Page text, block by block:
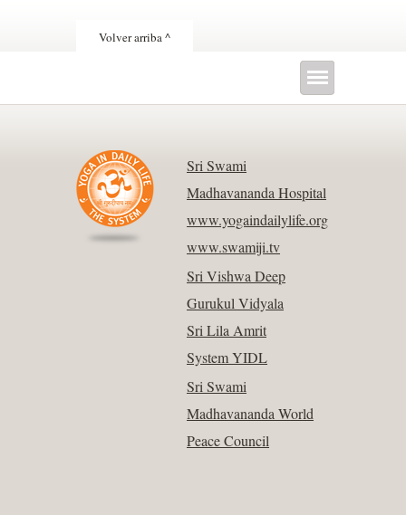
Volver arriba ^
Sri Swami
Madhavananda Hospital
www.yogaindailylife.org
www.swamiji.tv
Sri Vishwa Deep
Gurukul Vidyala
Sri Lila Amrit
System YIDL
Sri Swami
Madhavananda World
Peace Council